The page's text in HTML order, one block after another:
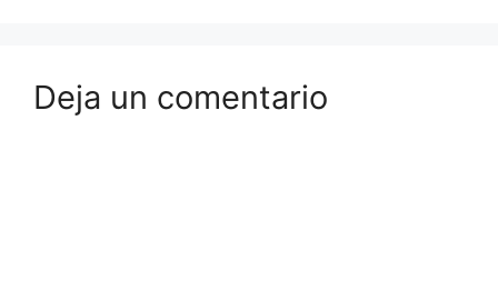
Deja un comentario